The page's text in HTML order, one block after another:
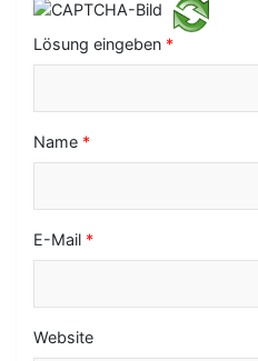
o
nLösung eingeben *
Name *
E-Mail *
Website